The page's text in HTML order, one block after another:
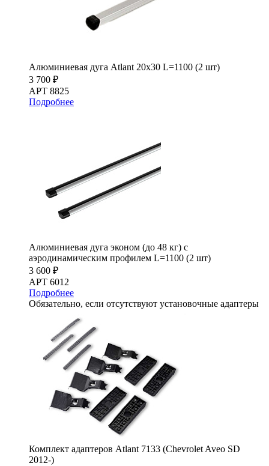
Алюминиевая дуга Atlant 20х30 L=1100 (2 шт)
3 700 ₽
АРТ 8825
Подробнее
Алюминиевая дуга эконом (до 48 кг) с
аэродинамическим профилем L=1100 (2 шт)
3 600 ₽
АРТ 6012
Подробнее
Обязательно, если отсутствуют установочные адаптеры
Комплект адаптеров Atlant 7133 (Chevrolet Aveo SD
2012-)